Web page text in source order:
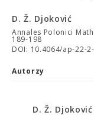
D. Ž. Djoković
Annales Polonici
189-198
DOI: 10.4064/ap-22-
Autorzy
D. Ž. Djoković